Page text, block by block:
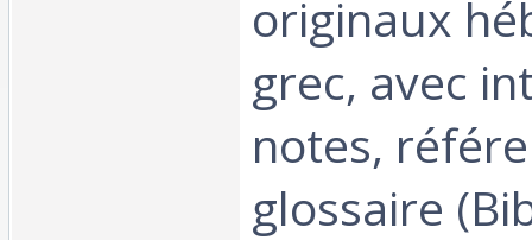
originaux
grec, avec
notes,
glossaire